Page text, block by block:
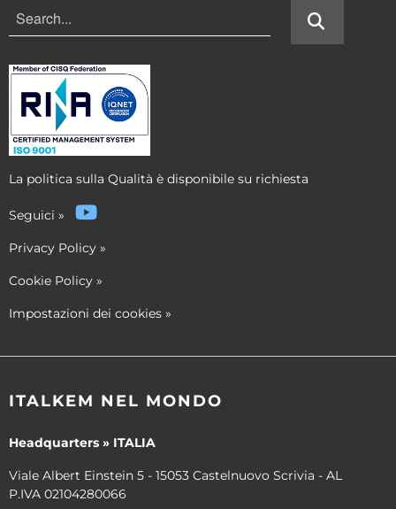
La politica sulla Qualità è disponibile su richiesta
Seguici »
Privacy Policy »
Cookie Policy »
Impostazioni dei cookies »
ITALKEM NEL MONDO
Headquarters » ITALIA
Viale Albert Einstein 5 - 15053 Castelnuovo Scrivia - AL
P.IVA 02104280066